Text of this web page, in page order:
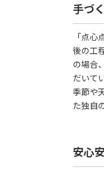
手づ
「点
後の工
の場合
だいて
季節や
た独自
安心